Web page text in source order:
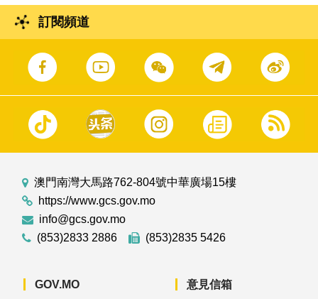
訂閱頻道
澳門南灣大馬路762-804號中華廣場15樓
https://www.gcs.gov.mo
info@gcs.gov.mo
(853)2833 2886
(853)2835 5426
GOV.MO 意見信箱